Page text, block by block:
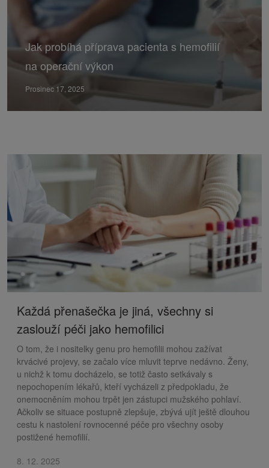
Jak probíhá příprava pacienta s hemofilií
na operační výkon
Prosinec 17, 2025
Každá přenašečka je jiná, všechny si
zaslouží péči jako hemofilici
O tom, že i nositelky genu pro hemofilii mohou zažívat
krvácivé projevy, se začalo více mluvit teprve nedávno. Ženy,
u nichž k tomu docházelo, se totiž často setkávaly s
nepochopením lékařů, kteří vycházeli z předpokladu, že
onemocněním mohou trpět jen zástupci mužského pohlaví.
Ačkoliv se situace postupně zlepšuje, zbývá ujít ještě dlouhou
cestu k nastolení rovnocenné péče pro všechny osoby
postižené hemofilií.
8. 12. 2025